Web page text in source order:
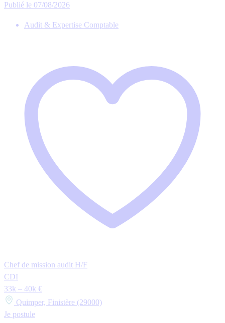
Publié le 07/08/2026
Audit & Expertise Comptable
Chef de mission audit H/F
CDI
33k – 40k €
Quimper, Finistère (29000)
Je postule